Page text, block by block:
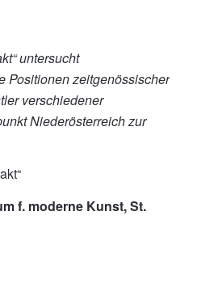
untersucht
Positionen zeitgenössischer
verschiedener
Niederösterreich zur
f. moderne Kunst, St.